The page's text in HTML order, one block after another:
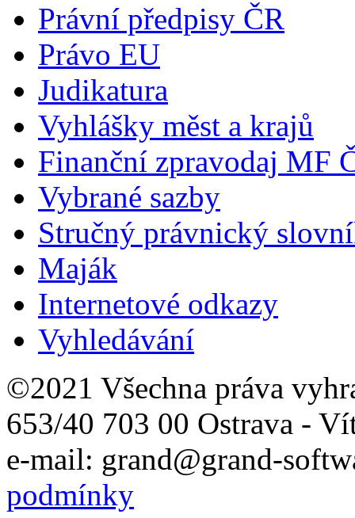
Právní předpisy ČR
Právo EU
Judikatura
Vyhlášky měst a krajů
Finanční zpravodaj MF
Vybrané sazby
Stručný právnický
Maják
Internetové odkazy
Vyhledávání
©2021 Všechna práva
653/40 703 00 Ostrava -
e-mail: grand@grand-
podmínky